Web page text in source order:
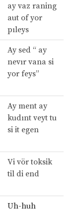
ay vaz raning
aut of yor
pıleys
Ay sed “ ay
nevır vana si
yor feys”
Ay ment ay
kudınt veyt tu
si it egen
Vi vör toksik
til di end
Uh-huh